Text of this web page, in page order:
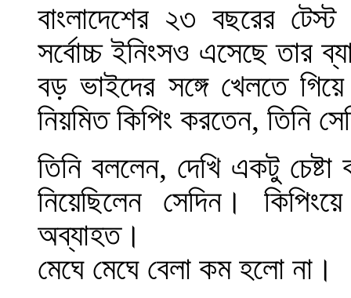
বাংলাদেশের ২৩ বছরের
সর্বোচ্চ ইনিংসও এসেছে তার
বড় ভাইদের সঙ্গে খেলতে
নিয়মিত কিপিং করতেন, তিনি
তিনি বললেন, দেখি একটু
নিয়েছিলেন সেদিন।
অব্যাহত।
মেঘে মেঘে বেলা কম হলো না।